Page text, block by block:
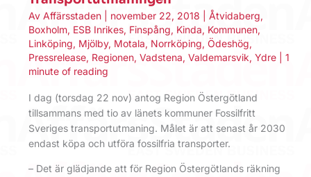
Av Affärsstaden november 22, 2018 Åtvidaberg,
Boxholm, ESB Inrikes, Finspång, Kinda, Kommunen,
Linköping, Mjölby, Motala, Norrköping, Ödeshög,
Pressrelease, Regionen, Vadstena, Valdemarsvik, Ydre
1
minute of reading
I dag (torsdag 22 nov) antog Region Östergötland
tillsammans med tio av länets kommuner Fossilfritt
Sveriges transportutmaning. Målet är att senast år 2030
endast köpa och utföra fossilfria transporter.
– Det är glädjande att för Region Östergötlands räkning